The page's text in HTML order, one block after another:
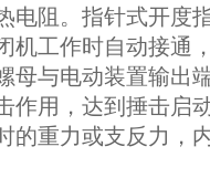
电阻。指针式开度
机工作时自动接通
母与电动装置输出
作用，达到捶击启
的重力或支反力，